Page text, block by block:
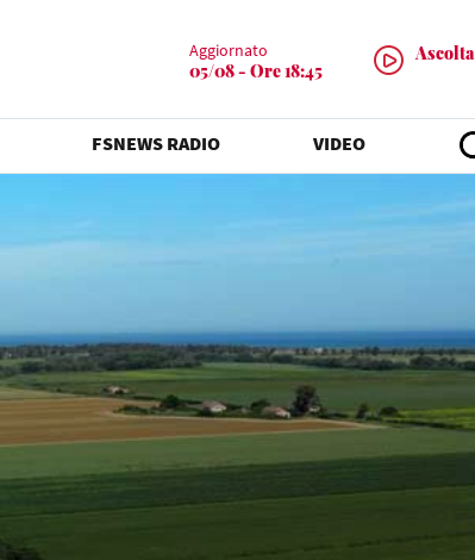
Aggiornato
05/08 - Ore 18:45
FSNEWS RADIO VIDEO